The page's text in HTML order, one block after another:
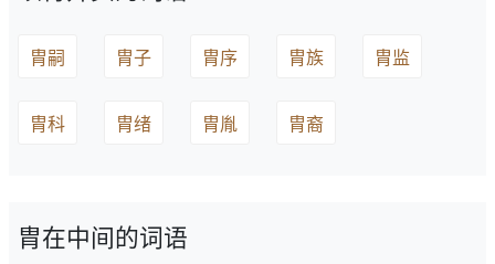
胄嗣 胄子 胄序 胄族 胄监
胄科 胄绪 胄胤 胄裔
胄在中间的词语